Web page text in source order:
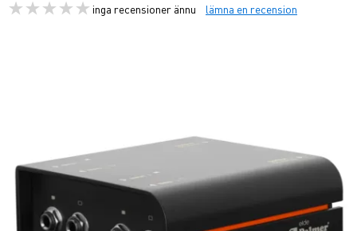
inga recensioner ännu lämna en recension